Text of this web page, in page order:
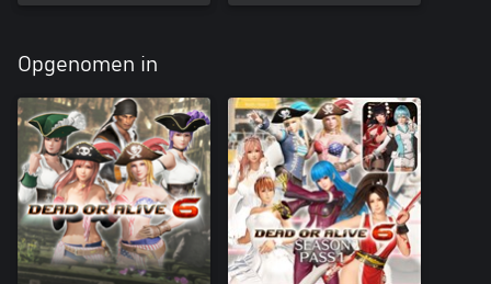
Opgenomen in